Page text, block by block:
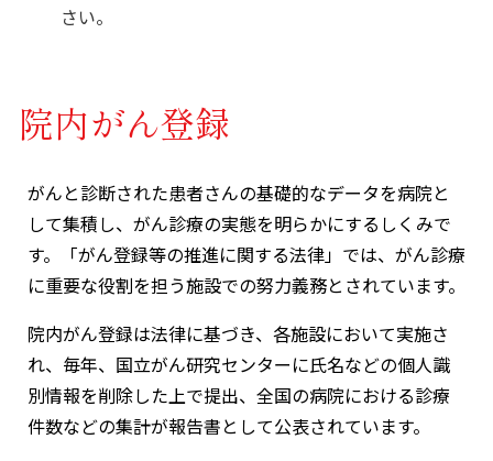
さい。
院内がん登録
がんと診断された患者さんの基礎的なデータを病院と
して集積し、がん診療の実態を明らかにするしくみで
す。「がん登録等の推進に関する法律」では、がん診療
に重要な役割を担う施設での努力義務とされています。
院内がん登録は法律に基づき、各施設において実施さ
れ、毎年、国立がん研究センターに氏名などの個人識
別情報を削除した上で提出、全国の病院における診療
件数などの集計が報告書として公表されています。